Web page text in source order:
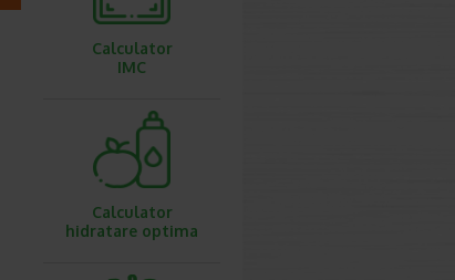
Calculator
IMC
Calculator
hidratare optima